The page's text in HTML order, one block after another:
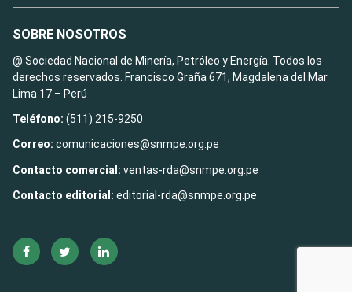
SOBRE NOSOTROS
@ Sociedad Nacional de Minería, Petróleo y Energía. Todos los
derechos reservados. Francisco Graña 671, Magdalena del Mar
Lima 17 – Perú
Teléfono: (511) 215-9250
Correo: comunicaciones@snmpe.org.pe
Contacto comercial: ventas-rda@snmpe.org.pe
Contacto editorial: editorial-rda@snmpe.org.pe